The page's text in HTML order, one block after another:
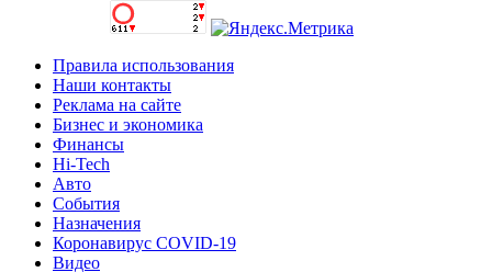
Правила использования
Наши контакты
Реклама на сайте
Бизнес и экономика
Финансы
Hi-Tech
Авто
События
Назначения
Коронавирус COVID-19
Видео